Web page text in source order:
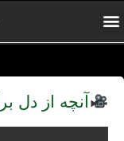
آنچه از دل